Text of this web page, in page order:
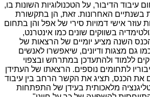
עיבוד הדיבור, על הטכנולוגיות השונות בו,
בשנתיים האחרונות. זאת, הן בתקשורת
עוזר אישי דמויות סירי של אפל והן בתחום
בשווקים שונים כמו אינטרנט,
הכנס השנה מציע יומיים של הרצאות של
גם מצגות ודיונים, שיאפשרו לאנשים
ללמוד ולהתעדכן במתרחש ובצפוי
לתחומים נוספים. הרצאתו של העתידן
את הכנס, תציג את הקשר הרחב בין עיבוד
מלאכותית בעידן של התפתחות